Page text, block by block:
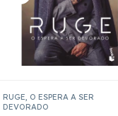
RUGE, O ESPERA A SER
DEVORADO